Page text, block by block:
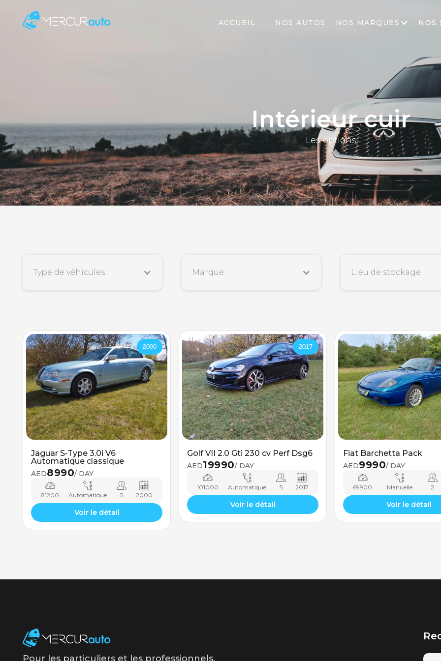
ACCUEIL NOS AUTOS NOS MARQUES NOS
Intérieur cuir
Les options
Type de véhicules Marque Lieu de stockage
2000
Jaguar S-Type 3.0i V6
Automatique classique
AED8990/ DAY
81200 Automatique 5 2000
Voir le détail
2017
Golf VII 2.0 Gti 230 cv Perf Dsg6
AED19990/ DAY
101000 Automatique 5 2017
Voir le détail
Fiat Barchetta Pack
AED9990/ DAY
69900 Manuelle 2
Voir le détail
Pour les particuliers et les professionnels.